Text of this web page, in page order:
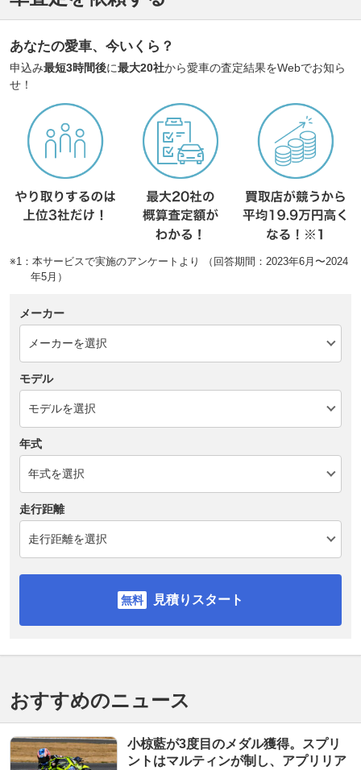
あなたの愛車、今いくら？
申込み最短3時間後に最大20社から愛車の査定結果をWebでお知ら
せ！
※1：本サービスで実施のアンケートより （回答期間：2023年6月〜2024
年5月）
メーカー
モデル
年式
走行距離
見積りスタート
おすすめのニュース
小椋藍が3度目のメダル獲得。スプリ
ントはマルティンが制し、アプリリア